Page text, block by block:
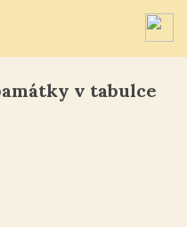
v tabulce